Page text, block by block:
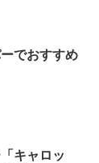
でおすすめ
キャロッ